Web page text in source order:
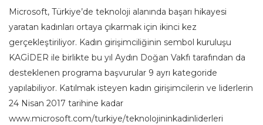
Microsoft, Türkiye’de teknoloji alanında başarı hikayesi
yaratan kadınları ortaya çıkarmak için ikinci kez
gerçekleştiriliyor. Kadın girişimciliğinin sembol kuruluşu
KAGİDER ile birlikte bu yıl Aydın Doğan Vakfı tarafından da
desteklenen programa başvurular 9 ayrı kategoride
yapılabiliyor. Katılmak isteyen kadın girişimcilerin ve liderlerin
24 Nisan 2017 tarihine kadar
www.microsoft.com/turkiye/teknolojininkadinliderleri